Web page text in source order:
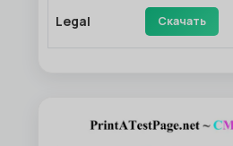
Legal Скачать